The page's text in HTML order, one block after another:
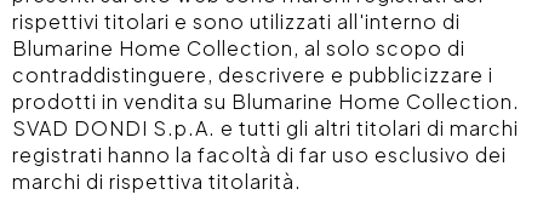
rispettivi titolari e sono utilizzati all'interno di
Blumarine Home Collection, al solo scopo di
contraddistinguere, descrivere e pubblicizzare i
prodotti in vendita su Blumarine Home Collection.
SVAD DONDI S.p.A. e tutti gli altri titolari di marchi
registrati hanno la facoltà di far uso esclusivo dei
marchi di rispettiva titolarità.